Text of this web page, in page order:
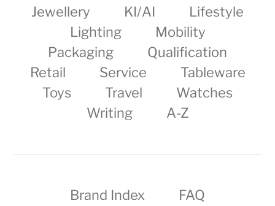
Jewellery
KI/AI
Lifestyle
Lighting
Mobility
Packaging
Qualification
Retail
Service
Tableware
Toys
Travel
Watches
Writing
A-Z
Brand Index
FAQ